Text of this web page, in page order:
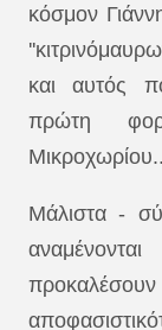
κόσμον
και αυτός
πρώτη
Μάλιστα -